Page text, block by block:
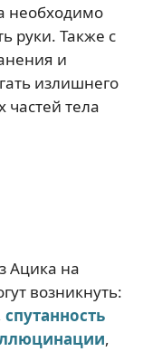
необходимо
руки. Также с
и
излишнего
тела
Ацика на
возникнуть:
спутанность
,